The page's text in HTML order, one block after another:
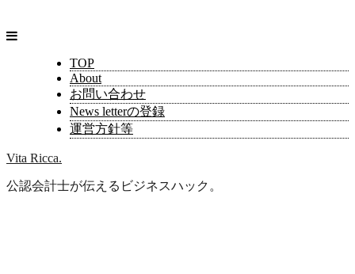
TOP
About
お問い合わせ
News letterの登録
運営方針等
Vita Ricca.
公認会計士が伝えるビジネスハック。